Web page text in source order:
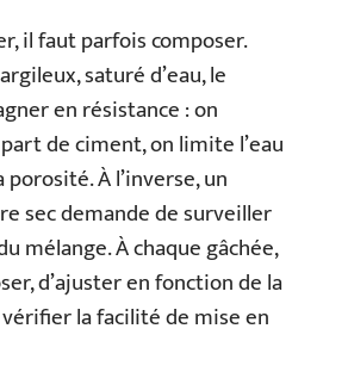
il faut parfois composer.
saturé d’eau, le
en résistance : on
de ciment, on limite l’eau
À l’inverse, un
sec demande de surveiller
mélange. À chaque gâchée,
d’ajuster en fonction de la
la facilité de mise en